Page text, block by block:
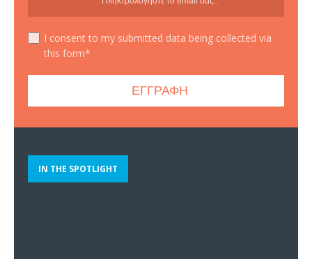
I consent to my submitted data being collected via
this form*
IN THE SPOTLIGHT